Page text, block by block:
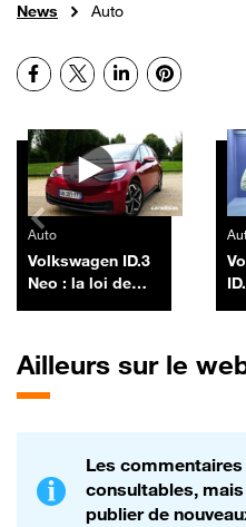
News Auto
Facebook
X LinkedInPinterest
Autres vidéos
Auto
Volkswagen ID.3
Neo : la loi de
Ailleurs sur le
Les
consultables,
publier de